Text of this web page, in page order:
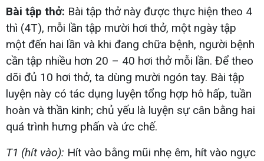
Bài tập thở: Bài tập thở này được thực hiện theo 4
thì (4T), mỗi lần tập mười hơi thở, một ngày tập
một đến hai lần và khi đang chữa bệnh, người bệnh
cần tập nhiều hơn 20 – 40 hơi thở mỗi lần. Để theo
dõi đủ 10 hơi thở, ta dùng mười ngón tay. Bài tập
luyện này có tác dụng luyện tổng hợp hô hấp, tuần
hoàn và thần kinh; chủ yếu là luyện sự cân bằng hai
quá trình hưng phấn và ức chế.
T1 (hít vào): Hít vào bằng mũi nhẹ êm, hít vào ngực